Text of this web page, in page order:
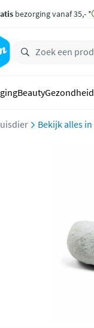
bezorging vanaf 35,- *
BeautyGezondheid